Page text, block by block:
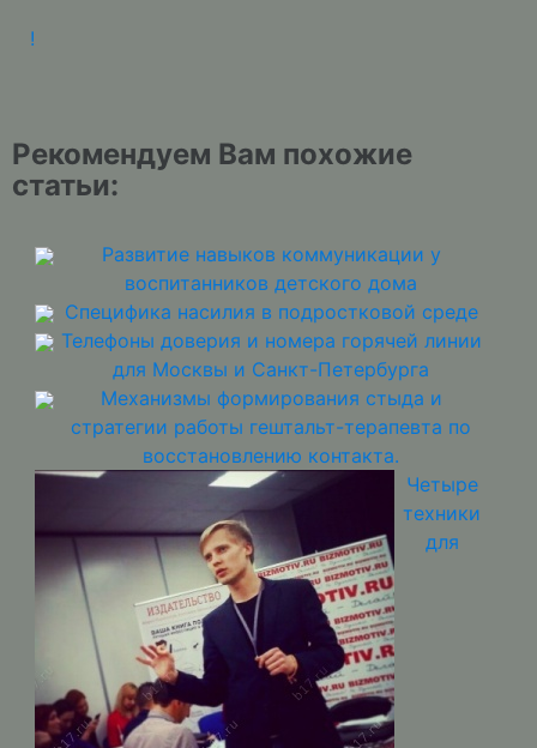
!
Рекомендуем Вам похожие
статьи:
Развитие навыков коммуникации у
воспитанников детского дома
Специфика насилия в подростковой среде
Телефоны доверия и номера горячей линии
для Москвы и Санкт-Петербурга
Механизмы формирования стыда и
стратегии работы гештальт-терапевта по
восстановлению контакта.
Четыре
техники
для